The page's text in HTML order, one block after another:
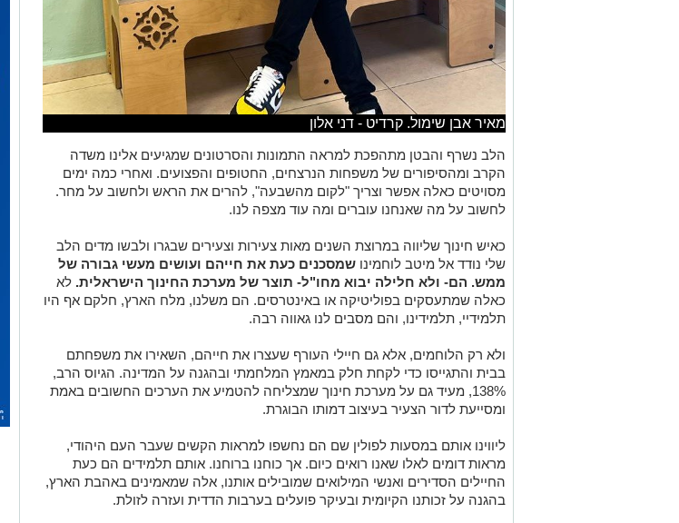
מאיר אבן שימול. קרדיט - דני אלון
הלב נשרף והבטן מתהפכת למראה התמונות והסרטונים שמגיעים אלינו משדה
הקרב ומהסיפורים של משפחות הנרצחים, החטופים והפצועים. ואחרי כמה ימים
מסויטים כאלה אפשר וצריך "לקום מהשבעה", להרים את הראש ולחשוב על מחר.
לחשוב על מה שאנחנו עוברים ומה עוד מצפה לנו.
כאיש חינוך שליווה במרוצת השנים מאות צעירות וצעירים שבגרו ולבשו מדים הלב
שלי נודד אל מיטב לוחמינו שמסכנים כעת את חייהם ועושים מעשי גבורה של
ממש. הם- ולא חלילה יבוא מחו"ל- תוצר של מערכת החינוך הישראלית. לא
כאלה שמתעסקים בפוליטיקה או באינטרסים. הם משלנו, מלח הארץ, חלקם אף היו
תלמידיי, תלמידינו, והם מסבים לנו גאווה רבה.
ולא רק הלוחמים, אלא גם חיילי העורף שעצרו את חייהם, השאירו את משפחתם
בבית והתגייסו כדי לקחת חלק במאמץ המלחמתי ובהגנה על המדינה. הגיוס הרב,
138%, מעיד גם על מערכת חינוך שמצליחה להטמיע את הערכים החשובים באמת
ומסייעת לדור הצעיר בעיצוב דמותו הבוגרת.
ליווינו אותם במסעות לפולין שם הם נחשפו למראות הקשים שעבר העם היהודי,
מראות דומים לאלו שאנו רואים כיום. אך כוחנו ברוחנו. אותם תלמידים הם כעת
החיילים הסדירים ואנשי המילואים שמובילים אותנו, אלה שמאמינים באהבת הארץ,
בהגנה על זכותנו הקיומית ובעיקר פועלים בערבות הדדית ועזרה לזולת.